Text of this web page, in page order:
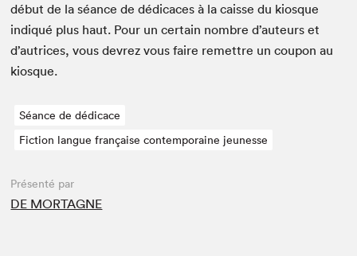
début de la séance de dédi­caces à la caisse du kiosque
indiqué plus haut. Pour un cer­tain nom­bre d’auteurs et
d’autrices, vous devrez vous faire remet­tre un coupon au
kiosque.
Séance de dédicace
Fiction langue française contemporaine jeunesse
Présenté par
DE MORTAGNE